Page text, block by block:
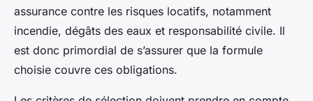
assurance contre les risques locatifs, notamment
incendie, dégâts des eaux et responsabilité civile. Il
est donc primordial de s’assurer que la formule
choisie couvre ces obligations.